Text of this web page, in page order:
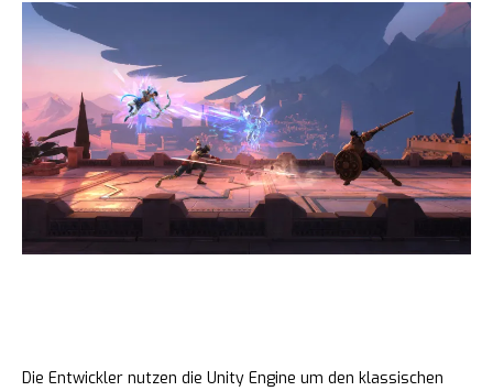
Die Entwickler nutzen die Unity Engine um den klassischen